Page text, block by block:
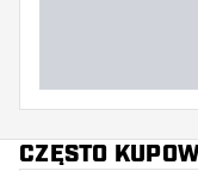
CZĘSTO